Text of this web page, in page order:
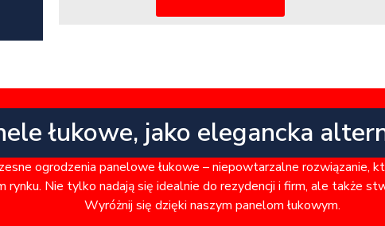
łukowe, jako elegancka
ogrodzenia panelowe łukowe – niepowtarzalne rozwiązanie,
rynku. Nie tylko nadają się idealnie do rezydencji i firm, ale także
Wyróżnij się dzięki naszym panelom łukowym.